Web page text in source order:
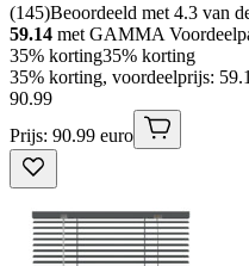
(145)Beoordeeld met 4.3 van
59.14 met GAMMA
35% korting35% korting
35% korting, voordeelprijs:
90.99
Prijs: 90.99 euro